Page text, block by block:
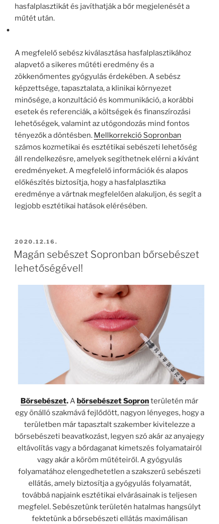
hasfalplasztikát és javíthatják a bőr megjelenését a
műtét után.
A megfelelő sebész kiválasztása hasfalplasztikához
alapvető a sikeres műtéti eredmény és a
zökkenőmentes gyógyulás érdekében. A sebész
képzettsége, tapasztalata, a klinikai környezet
minősége, a konzultáció és kommunikáció, a korábbi
esetek és referenciák, a költségek és finanszírozási
lehetőségek, valamint az utógondozás mind fontos
tényezők a döntésben. Mellkorrekció Sopronban
számos kozmetikai és esztétikai sebészeti lehetőség
áll rendelkezésre, amelyek segíthetnek elérni a kívánt
eredményeket. A megfelelő információk és alapos
előkészítés biztosítja, hogy a hasfalplasztika
eredménye a vártnak megfelelően alakuljon, és segít a
legjobb esztétikai hatások elérésében.
BEKÜLDVE:
2020.12.16.
Magán sebészet Sopronban bőrsebészet
lehetőségével!
Bőrsebészet.Abőrsebészet Sopronterületén már
egy önálló szakmává fejlődött, nagyon lényeges, hogy a
területben már tapasztalt szakember kivitelezze a
bőrsebészeti beavatkozást, legyen szó akár az anyajegy
eltávolítás vagy a bőrdaganat kimetszés folyamatairól
vagy akár a köröm műtéteiről. A gyógyulás
folyamatához elengedhetetlen a szakszerű sebészeti
ellátás, amely biztosítja a gyógyulás folyamatát,
továbbá napjaink esztétikai elvárásainak is teljesen
megfelel. Sebészetünk területén hatalmas hangsúlyt
fektetünk a bőrsebészeti ellátás maximálisan